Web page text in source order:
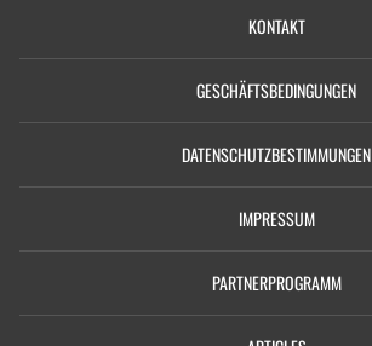
KONTAKT
GESCHÄFTSBEDINGUNGEN
DATENSCHUTZBESTIMMUNGEN
IMPRESSUM
PARTNERPROGRAMM